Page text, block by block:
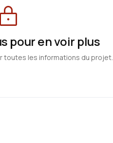
pour en voir plus
toutes les informations du projet.